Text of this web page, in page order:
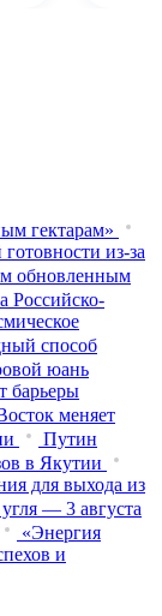
гектарам»
из‑за
обновленным
Российско-
способ
юань
барьеры
меняет
Путин
в Якутии
для выхода из
— 3 августа
«Энергия
и